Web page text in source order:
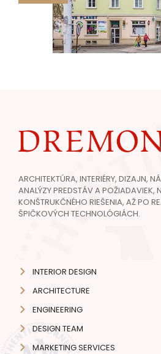
ARCHITEKTÚRA, INTERIÉRY, DIZAJN,
ANALÝZY PREDSTÁV A POŽIADAVIEK,
KONŠTRUKČNÉHO RIEŠENIA, AŽ PO
ŠPIČKOVÝCH TECHNOLÓGIÁCH.
INTERIOR DESIGN
ARCHITECTURE
ENGINEERING
DESIGN TEAM
MARKETING SERVICES